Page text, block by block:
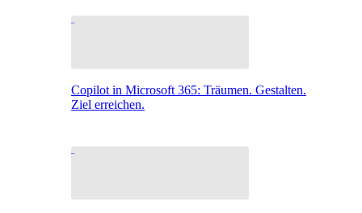
Copilot in Microsoft 365: Träumen. Gestalten.
Ziel erreichen.